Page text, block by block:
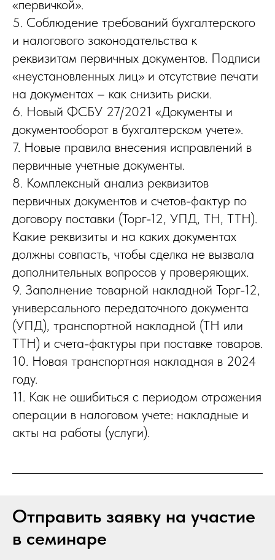
«первичкой».
5. Соблюдение требований бухгалтерского
и налогового законодательства к
реквизитам первичных документов. Подписи
«неустановленных лиц» и отсутствие печати
на документах – как снизить риски.
6. Новый ФСБУ 27/2021 «Документы и
документооборот в бухгалтерском учете».
7. Новые правила внесения исправлений в
первичные учетные документы.
8. Комплексный анализ реквизитов
первичных документов и счетов-фактур по
договору поставки (Торг-12, УПД, ТН, ТТН).
Какие реквизиты и на каких документах
должны совпасть, чтобы сделка не вызвала
дополнительных вопросов у проверяющих.
9. Заполнение товарной накладной Торг-12,
универсального передаточного документа
(УПД), транспортной накладной (ТН или
ТТН) и счета-фактуры при поставке товаров.
10. Новая транспортная накладная в 2024
году.
11. Как не ошибиться с периодом отражения
операции в налоговом учете: накладные и
акты на работы (услуги).
Отправить заявку на участие
в семинаре